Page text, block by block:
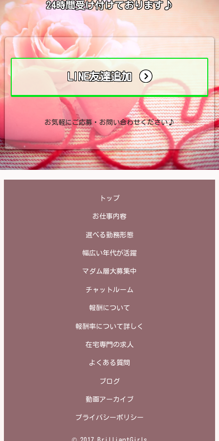
24時間受け付けております♪
LINE友達追加
お気軽にご応募・お問い合わせください♪
トップ
お仕事内容
選べる勤務形態
幅広い年代が活躍
マダム層大募集中
チャットルーム
報酬について
報酬率について詳しく
在宅専門の求人
よくある質問
ブログ
動画アーカイブ
プライバシーポリシー